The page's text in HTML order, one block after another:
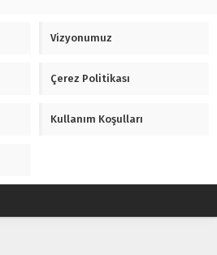
Vizyonumuz
Çerez Politikası
Kullanım Koşulları